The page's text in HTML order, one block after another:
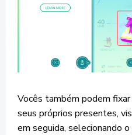
Vocês também podem
seus próprios presentes,
em seguida, selecionando